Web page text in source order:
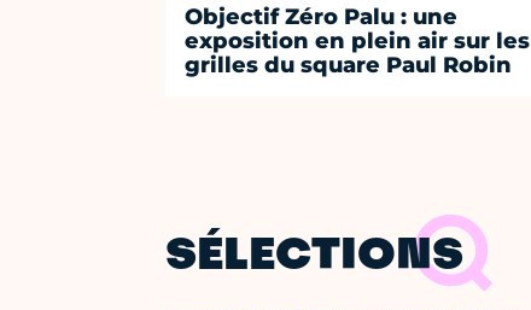
Objectif Zéro Palu : une
exposition en plein air sur les
grilles du square Paul Robin
SÉLECTIONS